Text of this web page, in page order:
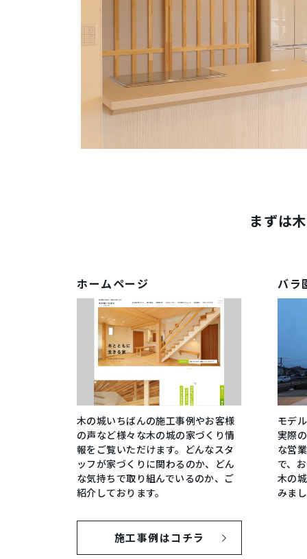
まずは
ホームページ
木の城いちばんの施工事例やお客様
の声など様々な木の城の家づくり情
報をご覧いただけます。どんなスタ
ッフが家づくりに関わるのか、どん
な気持ちで取り組んでいるのか、ご
紹介しております。
施工事例はコチラ
バラ
モデ
実際
な営
で、
木の
みま